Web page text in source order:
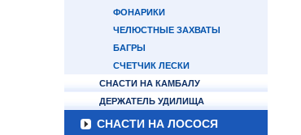
ФОНАРИКИ
ЧЕЛЮСТНЫЕ ЗАХВАТЫ
БАГРЫ
СЧЕТЧИК ЛЕСКИ
СНАСТИ НА КАМБАЛУ
ДЕРЖАТЕЛЬ УДИЛИЩА
СНАСТИ НА ЛОСОСЯ